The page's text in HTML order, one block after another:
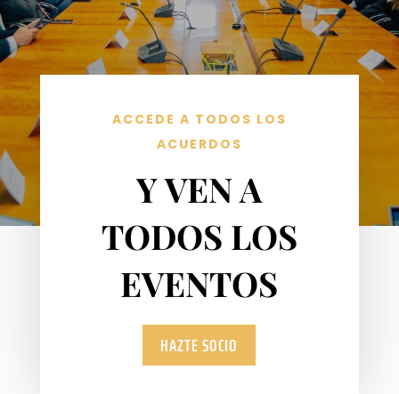
ACCEDE A TODOS LOS
ACUERDOS
Y VEN A
TODOS LOS
EVENTOS
HAZTE SOCIO